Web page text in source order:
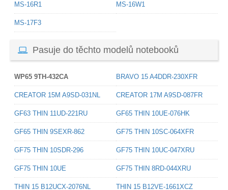
MS-16R1 MS-16W1
MS-17F3
Pasuje do těchto modelů notebooků
WP65 9TH-432CA BRAVO 15 A4DDR-230XFR
CREATOR 15M A9SD-031NL CREATOR 17M A9SD-087FR
GF63 THIN 11UD-221RU GF65 THIN 10UE-076HK
GF65 THIN 9SEXR-862 GF75 THIN 10SC-064XFR
GF75 THIN 10SDR-296 GF75 THIN 10UC-047XRU
GF75 THIN 10UE GF75 THIN 8RD-044XRU
THIN 15 B12UCX-2076NL THIN 15 B12VE-1661XCZ